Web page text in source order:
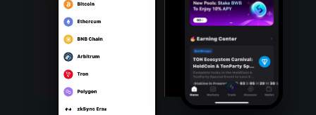
Português (Portugal)
Bahasa Indonesia